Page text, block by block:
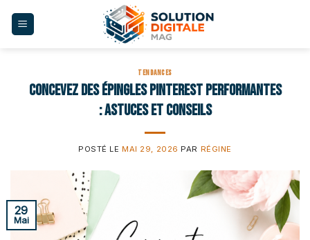
TENDANCES
Concevez des épingles Pinterest performantes
: astuces et conseils
POSTÉ LE MAI 29, 2026 PAR RÉGINE
29
Mai